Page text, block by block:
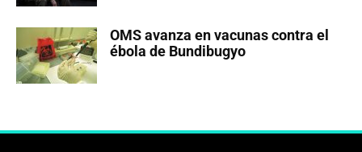
OMS avanza en vacunas contra el
ébola de Bundibugyo